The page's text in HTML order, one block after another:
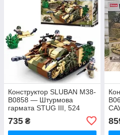
Конструктор SLUBAN M38-
B0858 — Штурмова
гармата STUG III, 524
735 ₴